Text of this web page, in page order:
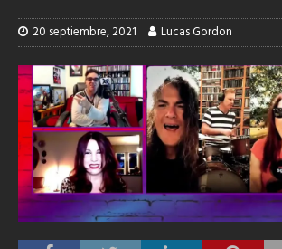
20 septiembre, 2021 Lucas Gordon